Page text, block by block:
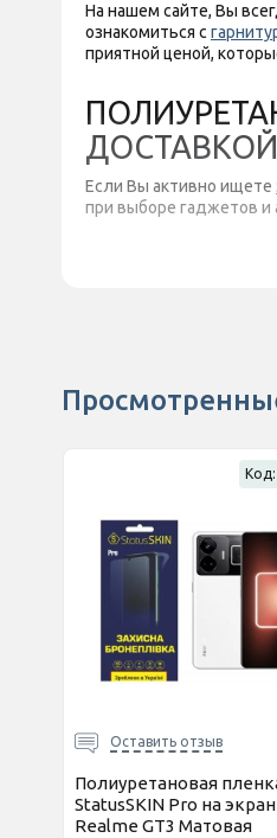
На нашем сайте, Вы
ознакомиться с
приятной ценой,
Если Вы активно ищете
при выборе гаджетов
Код:
Оставить отзыв
Полиуретановая
StatusSKIN Pro на экран
Realme GT3 Матовая